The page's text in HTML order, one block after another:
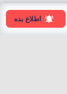
اطلاع بده